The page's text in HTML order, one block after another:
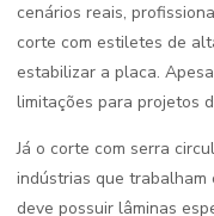
cenários reais,
corte com estiletes de
estabilizar a placa.
limitações para projetos
Já o corte com serra
indústrias que trabalham
deve possuir lâminas